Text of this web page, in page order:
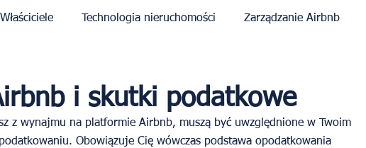
Właściciele Technologia nieruchomości Zarządzanie Airbnb
i skutki podatkowe
z wynajmu na platformie Airbnb, muszą być uwzględnione w Twoim
Obowiązuje Cię wówczas podstawa opodatkowania